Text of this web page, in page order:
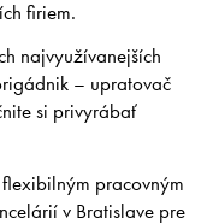
firiem.
najvyužívanejších
– upratovač
si privyrábať
pracovným
v Bratislave pre